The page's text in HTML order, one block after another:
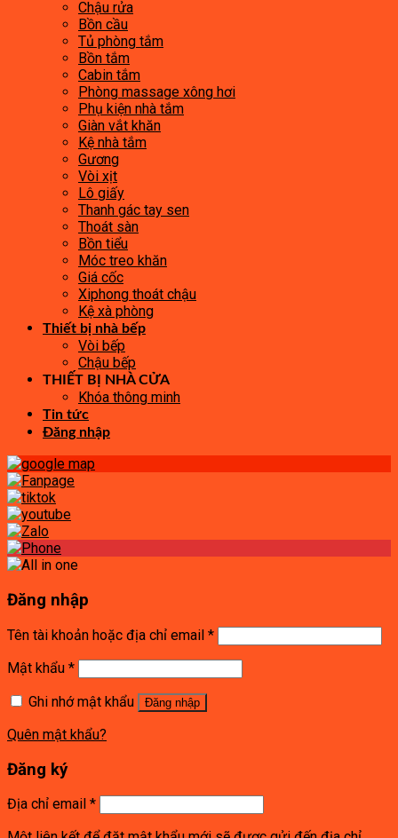
Chậu rửa
Bồn cầu
Tủ phòng tắm
Bồn tắm
Cabin tắm
Phòng massage xông hơi
Phụ kiện nhà tắm
Giàn vắt khăn
Kệ nhà tắm
Gương
Vòi xịt
Lô giấy
Thanh gác tay sen
Thoát sàn
Bồn tiểu
Móc treo khăn
Giá cốc
Xiphong thoát chậu
Kệ xà phòng
Thiết bị nhà bếp
Vòi bếp
Chậu bếp
THIẾT BỊ NHÀ CỬA
Khóa thông minh
Tin tức
Đăng nhập
Đăng nhập
Tên tài khoản hoặc địa chỉ email *
Mật khẩu *
Ghi nhớ mật khẩu
Đăng nhập
Quên mật khẩu?
Đăng ký
Địa chỉ email *